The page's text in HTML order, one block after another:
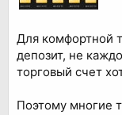
Для комфортной
депозит, не
торговый счет
Поэтому многие